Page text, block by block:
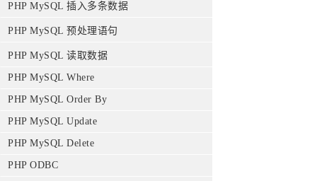
PHP MySQL 插入多条数据
PHP MySQL 预处理语句
PHP MySQL 读取数据
PHP MySQL Where
PHP MySQL Order By
PHP MySQL Update
PHP MySQL Delete
PHP ODBC